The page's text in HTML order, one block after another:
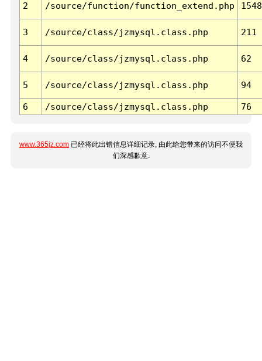
2 /source/function/function_extend.php 1548
3 /source/class/jzmysql.class.php 211
4 /source/class/jzmysql.class.php 62
5 /source/class/jzmysql.class.php 94
6 /source/class/jzmysql.class.php 76
www.365jz.com 已经将此出错信息详细记录, 由此给您带来的访问不便我
们深感歉意.